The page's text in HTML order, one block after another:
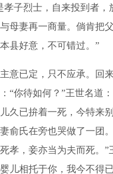
孝子烈士，自来投到者，
母妻再一商量。倘肯把
县好意，不可错过。”
已定，只不应承。回来
“你待如何？”王世名道
久已拚着一死，今特来
俞氏在旁也哭做了一团
孝，妾亦当为夫而死。”
儿相托于你，我今不得